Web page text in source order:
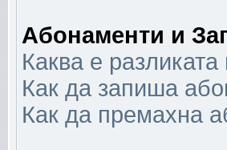
Абонаменти и
Каква е
Как да запиша
Как да премахна